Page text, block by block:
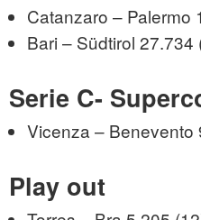
Catanzaro – Palermo
Bari – Südtirol 27.734
Serie C-
Vicenza – Benevento
Play out